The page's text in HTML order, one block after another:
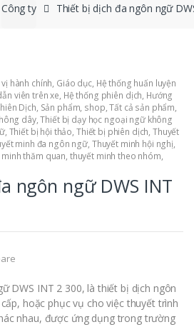
Công ty Thiết bị dịch đa ngôn ngữ
hành chính, Giáo dục, Hệ thống huấn luyện
viên trên xe, Hệ thống phiên dịch, Hướng
Dịch, Sản phẩm, shop,Tất cả sản phẩm,
dây,Thiết bị dạy học ngoại ngữ không
, Thiết bị hội thảo, Thiết bị phiên dịch, Thuyết
minh đa ngôn ngữ, Thuyết minh hội nghị,
thăm quan, thuyết minh theo nhóm,
ngôn ngữ DWS INT
DWS INT 2 300, là thiết bị dịch ngôn
hoặc phục vụ cho việc thuyết trình
nhau, được ứng dụng trong trường